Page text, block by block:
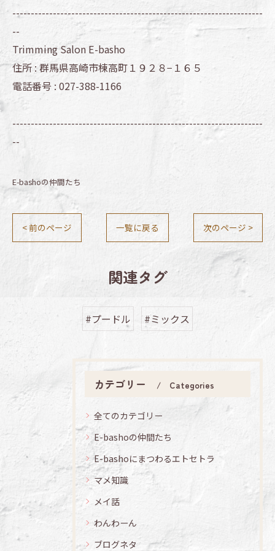
--------------------------------------------------------------------
--
Trimming Salon E-basho
住所 :群馬県高崎市棟高町１９２８−１６５
電話番号 : 027-388-1166
--------------------------------------------------------------------
--
E-bashoの仲間たち
< 前のページ 一覧に戻る 次のページ >
関連タグ
#プードル #ミックス
カテゴリー Categories
全てのカテゴリー
E-bashoの仲間たち
E-bashoにまつわるエトセトラ
マメ知識
メイ話
わんわーん
ブログネタ